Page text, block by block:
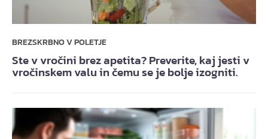
BREZSKRBNO V POLETJE
Ste v vročini brez apetita? Preverite, kaj jesti v
vročinskem valu in čemu se je bolje izogniti.